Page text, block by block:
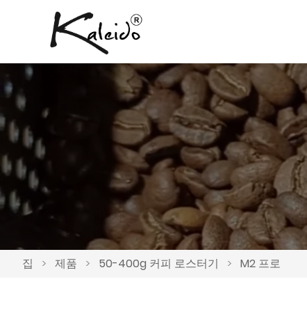
집 > 제품 > 50-400g 커피 로스터기 > M2 프로